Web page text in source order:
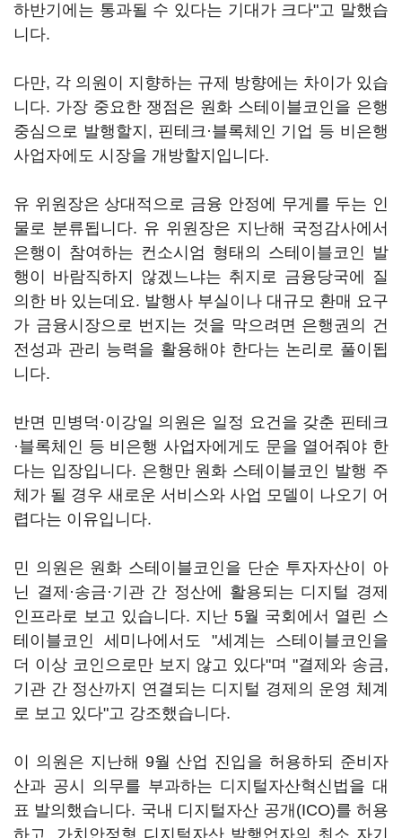
하반기에는 통과될 수 있다는 기대가 크다"고 말했습
니다.
다만, 각 의원이 지향하는 규제 방향에는 차이가 있습
니다. 가장 중요한 쟁점은 원화 스테이블코인을 은행
중심으로 발행할지, 핀테크·블록체인 기업 등 비은행
사업자에도 시장을 개방할지입니다.
유 위원장은 상대적으로 금융 안정에 무게를 두는 인
물로 분류됩니다. 유 위원장은 지난해 국정감사에서
은행이 참여하는 컨소시엄 형태의 스테이블코인 발
행이 바람직하지 않겠느냐는 취지로 금융당국에 질
의한 바 있는데요. 발행사 부실이나 대규모 환매 요구
가 금융시장으로 번지는 것을 막으려면 은행권의 건
전성과 관리 능력을 활용해야 한다는 논리로 풀이됩
니다.
반면 민병덕·이강일 의원은 일정 요건을 갖춘 핀테크
·블록체인 등 비은행 사업자에게도 문을 열어줘야 한
다는 입장입니다. 은행만 원화 스테이블코인 발행 주
체가 될 경우 새로운 서비스와 사업 모델이 나오기 어
렵다는 이유입니다.
민 의원은 원화 스테이블코인을 단순 투자자산이 아
닌 결제·송금·기관 간 정산에 활용되는 디지털 경제
인프라로 보고 있습니다. 지난 5월 국회에서 열린 스
테이블코인 세미나에서도 "세계는 스테이블코인을
더 이상 코인으로만 보지 않고 있다"며 "결제와 송금,
기관 간 정산까지 연결되는 디지털 경제의 운영 체계
로 보고 있다"고 강조했습니다.
이 의원은 지난해 9월 산업 진입을 허용하되 준비자
산과 공시 의무를 부과하는 디지털자산혁신법을 대
표 발의했습니다. 국내 디지털자산 공개(ICO)를 허용
하고, 가치안정형 디지털자산 발행업자의 최소 자기